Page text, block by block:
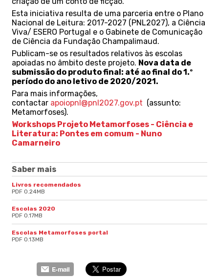
Esta iniciativa resulta de uma parceria entre o Plano
Nacional de Leitura: 2017-2027 (PNL2027), a Ciência
Viva/ ESERO Portugal e o Gabinete de Comunicação
de Ciência da Fundação Champalimaud.
Publicam-se os resultados relativos às escolas
apoiadas no âmbito deste projeto. Nova data de
submissão do produto final: até ao final do 1.º
período do ano letivo de 2020/2021.
Para mais informações,
contactar apoiopnl@pnl2027.gov.pt (assunto:
Metamorfoses).
Workshops Projeto Metamorfoses - Ciência e
Literatura: Pontes em comum - Nuno
Camarneiro
Saber mais
Livros recomendados
PDF 0.24MB
Escolas 2020
PDF 0.17MB
Escolas Metamorfoses portal
PDF 0.13MB